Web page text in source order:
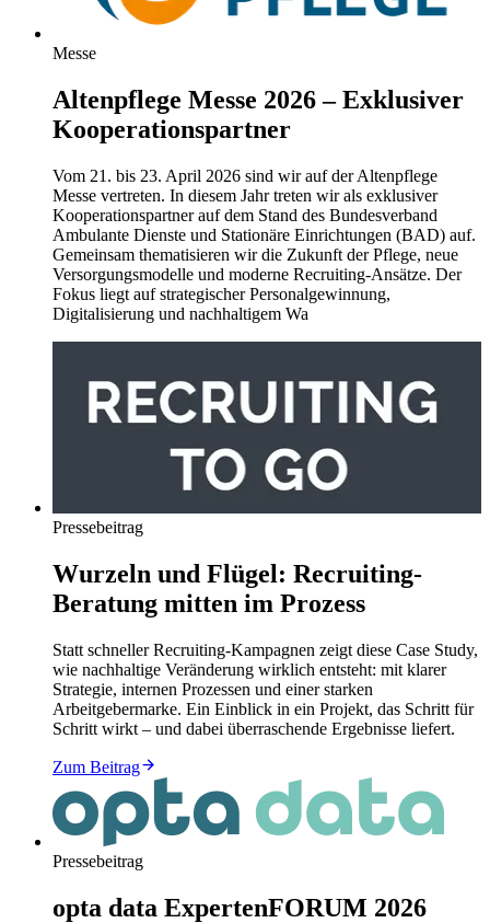
Messe
Altenpflege Messe 2026 – Exklusiver
Kooperationspartner
Vom 21. bis 23. April 2026 sind wir auf der Altenpflege
Messe vertreten. In diesem Jahr treten wir als exklusiver
Kooperationspartner auf dem Stand des Bundesverband
Ambulante Dienste und Stationäre Einrichtungen (BAD) auf.
Gemeinsam thematisieren wir die Zukunft der Pflege, neue
Versorgungsmodelle und moderne Recruiting-Ansätze. Der
Fokus liegt auf strategischer Personalgewinnung,
Digitalisierung und nachhaltigem Wa
Pressebeitrag
Wurzeln und Flügel: Recruiting-
Beratung mitten im Prozess
Statt schneller Recruiting-Kampagnen zeigt diese Case Study,
wie nachhaltige Veränderung wirklich entsteht: mit klarer
Strategie, internen Prozessen und einer starken
Arbeitgebermarke. Ein Einblick in ein Projekt, das Schritt für
Schritt wirkt – und dabei überraschende Ergebnisse liefert.
Zum Beitrag
Pressebeitrag
opta data ExpertenFORUM 2026